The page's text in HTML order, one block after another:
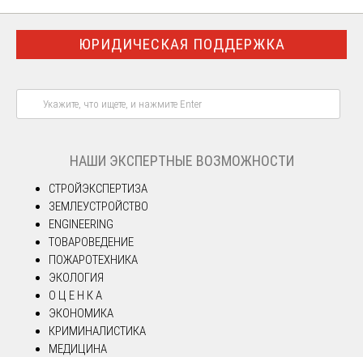
ЮРИДИЧЕСКАЯ ПОДДЕРЖКА
НАШИ ЭКСПЕРТНЫЕ ВОЗМОЖНОСТИ
СТРОЙЭКСПЕРТИЗА
ЗЕМЛЕУСТРОЙСТВО
ENGINEERING
ТОВАРОВЕДЕНИЕ
ПОЖАРОТЕХНИКА
ЭКОЛОГИЯ
О Ц Е Н К А
ЭКОНОМИКА
КРИМИНАЛИСТИКА
МЕДИЦИНА